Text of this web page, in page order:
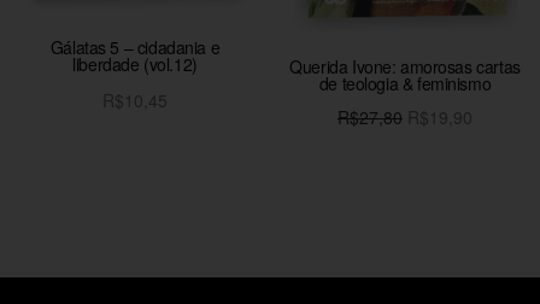
Gálatas 5 – cidadania e
liberdade (vol.12)
R$ 10,45
Querida Ivone: amorosas cartas
de teologia & feminismo
R$27,80 O preço
R$ 19,90